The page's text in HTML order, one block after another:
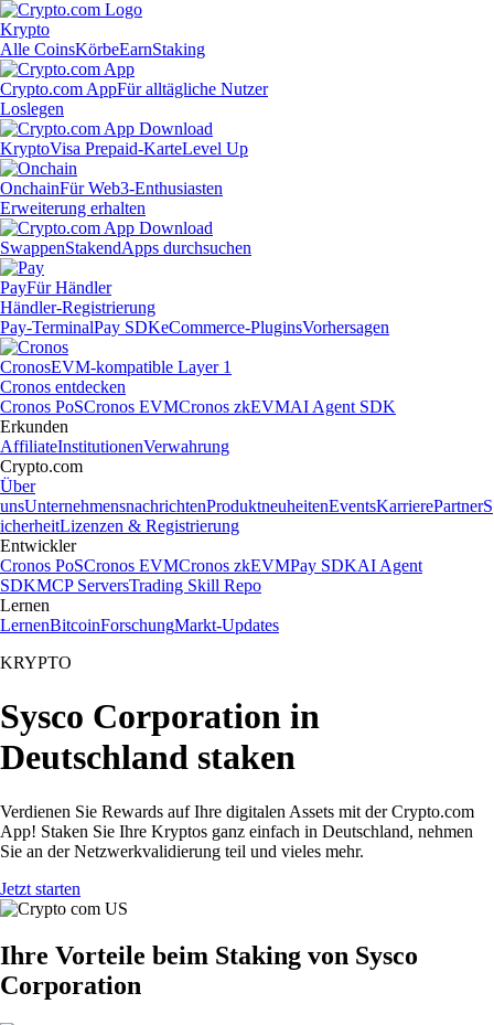
Krypto
Alle CoinsKörbeEarnStaking
Crypto.com AppFür alltägliche Nutzer
Loslegen
KryptoVisa Prepaid-KarteLevel Up
OnchainFür Web3-Enthusiasten
Erweiterung erhalten
SwappenStakendApps durchsuchen
PayFür Händler
Händler-Registrierung
Pay-TerminalPay SDKeCommerce-PluginsVorhersagen
CronosEVM-kompatible Layer 1
Cronos entdecken
Cronos PoSCronos EVMCronos zkEVMAI Agent SDK
Erkunden
AffiliateInstitutionenVerwahrung
Crypto.com
Über
unsUnternehmensnachrichtenProduktneuheitenEventsKarrierePartnerS
icherheitLizenzen & Registrierung
Entwickler
Cronos PoSCronos EVMCronos zkEVMPay SDKAI Agent
SDKMCP ServersTrading Skill Repo
Lernen
LernenBitcoinForschungMarkt-Updates
KRYPTO
Sysco Corporation in
Deutschland staken
Verdienen Sie Rewards auf Ihre digitalen Assets mit der Crypto.com
App! Staken Sie Ihre Kryptos ganz einfach in Deutschland, nehmen
Sie an der Netzwerkvalidierung teil und vieles mehr.
Jetzt starten
Ihre Vorteile beim Staking von Sysco
Corporation